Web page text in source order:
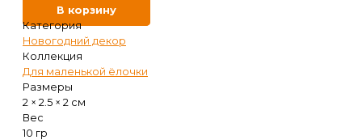
В корзину
Категория
Новогодний декор
Коллекция
Для маленькой ёлочки
Размеры
2 × 2.5 × 2 см
Вес
10 гр